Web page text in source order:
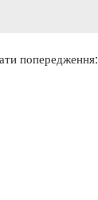
попередження: